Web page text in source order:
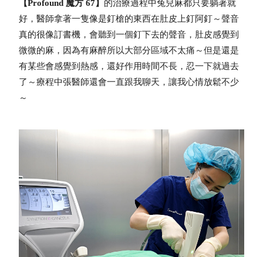
【Profound 魔方 67】 的治療過程中兔兒麻都只要躺著就
好，醫師拿著一隻像是釘槍的東西在肚皮上釘阿釘～聲音
真的很像訂書機，會聽到一個釘下去的聲音，肚皮感覺到
微微的麻，因為有麻醉所以大部分區域不太痛～但是還是
有某些會感覺到熱感，還好作用時間不長，忍一下就過去
了～療程中張醫師還會一直跟我聊天，讓我心情放鬆不少
～